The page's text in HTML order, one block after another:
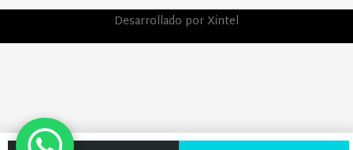
Desarrollado por Xintel